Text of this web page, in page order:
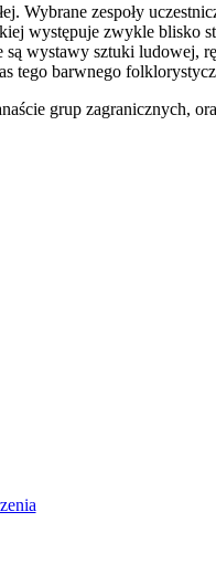
Wybrane zespoły
występuje zwykle blisko
wystawy sztuki ludowej,
tego barwnego
grup zagranicznych,